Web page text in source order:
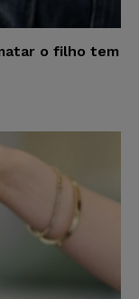
o filho tem